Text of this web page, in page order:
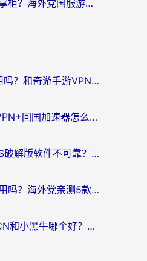
英国怎么玩叫我大掌柜？海外党国服游戏加速避坑指南（附实测推荐）
ChickCN VPN好用吗？和奇游手游VPN对比哪个回国效果更好？海外党亲测实用指南
海外党必看：PC VPN+回国加速器怎么选？无缝访问国内资源全攻略
海外党别踩坑！iOS破解版软件不可靠？教你选对回国加速器无缝看国内资源
雷神手游和快喵好用吗？海外党亲测5款回国加速器，附斧牛Bling对比+微信视频号解决办法
海外党纠结ChickCN和小黑牛哪个好？一篇帮你选对回国加速器的实用指南